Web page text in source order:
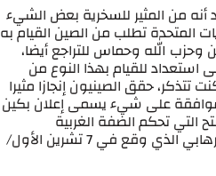
أنه من المثير للسخرية بعض الشيء
المتحدة تطلب من الصين القيام به
وحزب الله وحماس للتراجع أيضا،
استعداد للقيام بهذا النوع من
تتذكر، حقق الصينيون إنجازا مثيرا
للحضور إلى بكين والموافقة على شيء يسمى إعلان بكين
التي تحكم الضفة الغربية
والجماعة الإسلامية المسلحة. حماس، التي تحكم غزة وكانت مسؤولة عن الهجوم الإرهابي الذي وقع في 7 تشرين الأول/